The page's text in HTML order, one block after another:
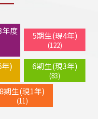
度
5期生(現4年)
(122)
) 6期生(現3年)
(83)
8期生(現1年)
(11)